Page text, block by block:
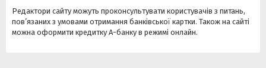
Редактори сайту можуть проконсультувати користувачів з питань,
пов’язаних з умовами отримання банківської картки. Також на сайті
можна оформити кредитку А-банку в режимі онлайн.